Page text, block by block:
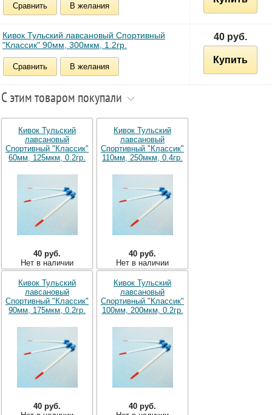
Сравнить В желания
Кивок Тульский лавсановый Спортивный
"Классик" 90мм, 300мкм, 1.2гр.
Сравнить В желания
40 руб.
Купить
С этим товаром покупали
Кивок Тульский
лавсановый
Спортивный "Классик"
60мм, 125мкм, 0.2гр.
40 руб.
Нет в наличии
Кивок Тульский
лавсановый
Спортивный "Классик"
110мм, 250мкм, 0.4гр.
40 руб.
Нет в наличии
Кивок Тульский
лавсановый
Спортивный "Классик"
90мм, 175мкм, 0.2гр.
40 руб.
Кивок Тульский
лавсановый
Спортивный "Классик"
100мм, 200мкм, 0.2гр.
40 руб.